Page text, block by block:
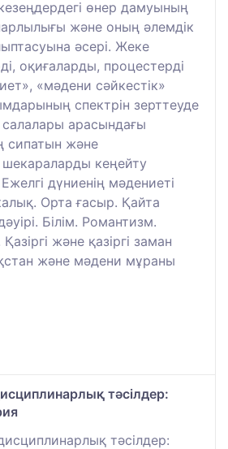
өнер дамуының
және оның әлемдік
әсері. Жеке
оқиғаларды, процестерді
«мәдени сәйкестік»
спектрін зерттеуде
салалары арасындағы
сипатын және
кеңейту
дүниенің мәдениеті
Орта ғасыр. Қайта
Білім. Романтизм.
және қазіргі заман
және мәдени мұраны
тәсілдер:
тәсілдер: